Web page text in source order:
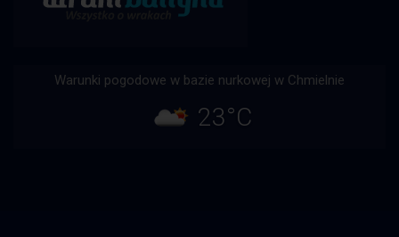
Warunki pogodowe w bazie nurkowej w Chmielnie
23°C